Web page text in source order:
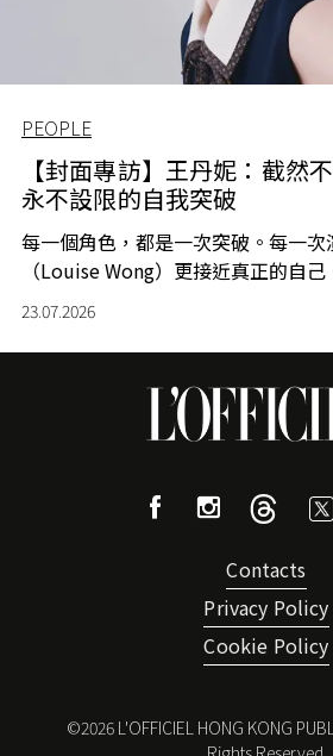
PEOPLE
【封面專訪】王丹妮：截然
永不設限的自我突破
每一個角色，都是一次突破。每一
（Louise Wong）更接近真正的自己
23.07.2026
Contacts
Privacy Policy
Cookie Policy
©2026L'OFFICIEL HONG KONG